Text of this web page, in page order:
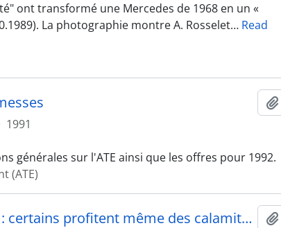
ont transformé une Mercedes de 1968 en un «
La photographie montre A. Rosselet… Read
1991
générales sur l'ATE ainsi que les offres pour 1992.
(ATE)
Sécheresse : certains profitent même des calamités naturelles